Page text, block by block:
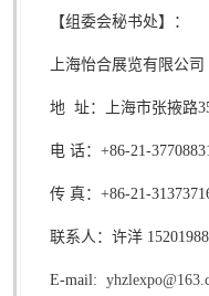
【组委会秘书处】：
上海怡合展览有限公司
地 址：上海市张掖路
电 话：+86-21-
传 真：+86-21-
联系人：许洋
E-mail: